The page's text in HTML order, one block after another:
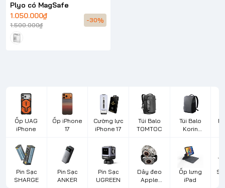
Plyo có MagSafe
1.050.000₫
1.500.000₫
-30%
Ốp UAG
iPhone
Ốp iPhone
17
Cường lực
iPhone 17
Túi Balo
TOMTOC
Túi Balo
Korin
Pin Sạc
SHARGE
Pin Sạc
ANKER
Pin Sạc
UGREEN
Dây đeo
Apple
Ốp lưng
iPad